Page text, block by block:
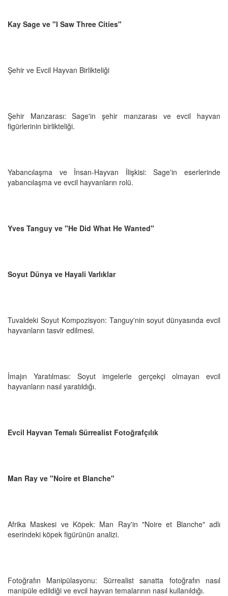
Kay Sage ve "I Saw Three Cities"
Şehir ve Evcil Hayvan Birlikteliği
Şehir Manzarası: Sage'in şehir manzarası ve evcil hayvan
figürlerinin birlikteliği.
Yabancılaşma ve İnsan-Hayvan İlişkisi: Sage'in eserlerinde
yabancılaşma ve evcil hayvanların rolü.
Yves Tanguy ve "He Did What He Wanted"
Soyut Dünya ve Hayali Varlıklar
Tuvaldeki Soyut Kompozisyon: Tanguy'nin soyut dünyasında evcil
hayvanların tasvir edilmesi.
İmajın Yaratılması: Soyut imgelerle gerçekçi olmayan evcil
hayvanların nasıl yaratıldığı.
Evcil Hayvan Temalı Sürrealist Fotoğrafçılık
Man Ray ve "Noire et Blanche"
Afrika Maskesi ve Köpek: Man Ray'in "Noire et Blanche" adlı
eserindeki köpek figürünün analizi.
Fotoğrafın Manipülasyonu: Sürrealist sanatta fotoğrafın nasıl
manipüle edildiği ve evcil hayvan temalarının nasıl kullanıldığı.